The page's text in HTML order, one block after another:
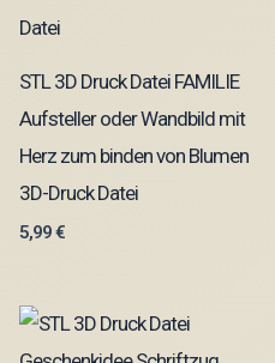
STL 3D Druck Datei FAMILIE
Aufsteller oder Wandbild mit
Herz zum binden von Blumen
3D-Druck Datei
5,99€